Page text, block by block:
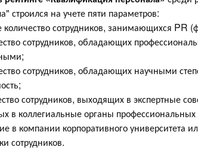
строился на учете пяти параметров:
сотрудников, занимающихся PR
сотрудников, обладающих
сотрудников, обладающих научными
сотрудников, выходящих в экспертные
в коллегиальные органы
в компании корпоративного университета
сотрудников.